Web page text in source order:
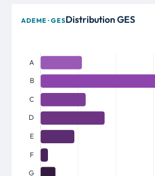
ADEME · GESDistribution GES